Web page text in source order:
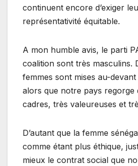
continuent encore d’exiger
représentativité équitable.
A mon humble avis, le parti
coalition sont très masculins.
femmes sont mises au-
alors que notre pays regorge
cadres, très valeureuses et
D’autant que la femme
comme étant plus éthique,
mieux le contrat social que